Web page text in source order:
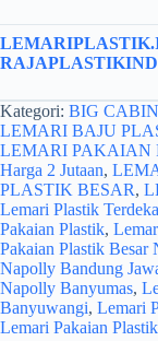
Kategori: BIG
LEMARI BAJU
LEMARI PAKAIAN
Harga 2 Jutaan,
PLASTIK BESAR,
Lemari Plastik
Pakaian Plastik,
Pakaian Plastik Besar
Napolly Bandung
Napolly Banyumas,
Banyuwangi, Lemari
Lemari Pakaian